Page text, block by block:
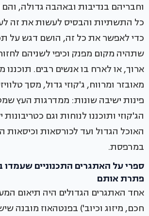
וחבריהם בנדיבות ובאהבה גדולה, והם
כל התשתיות והבסיס לעשות את זה
כדי לאפשר את כל זה, הושם דגש על
שתהיה מקום מפנק וכיפי לשניהם לחזור
ארוך, או לארח בו אנשים רבים. תוכננו
מאובזר ומרווח, ג'קוזי גדול, מסך
פינות ישיבה שונות: ממדרגות העץ
הג'קוזי ותוכננו לנוחות וגם
האוכל הגדול ועד לכורסאות וכיסאות
במרפסת.
ספרי על האתגרים התכנוניים שעמדו
פתרת אותם
אחד האתגרים הגדולים היה תיאום
חכם, מיזוג וכיוב') בפנטהאוז מובנה